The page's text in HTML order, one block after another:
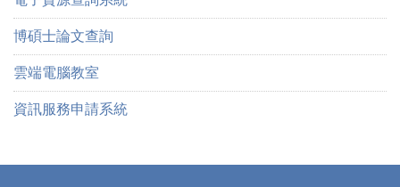
博碩士論文查詢
雲端電腦教室
資訊服務申請系統